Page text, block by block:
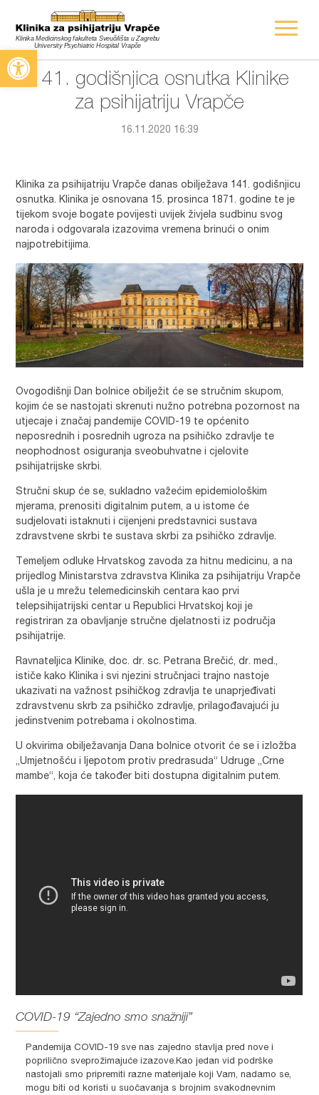
Open toolbar
141. godišnjica osnutka Klinike
za psihijatriju Vrapče
16.11.2020 16:39
Klinika za psihijatriju Vrapče danas obilježava 141. godišnjicu
osnutka. Klinika je osnovana 15. prosinca 1871. godine te je
tijekom svoje bogate povijesti uvijek živjela sudbinu svog
naroda i odgovarala izazovima vremena brinući o onim
najpotrebitijima.
Ovogodišnji Dan bolnice obilježit će se stručnim skupom,
kojim će se nastojati skrenuti nužno potrebna pozornost na
utjecaje i značaj pandemije COVID-19 te općenito
neposrednih i posrednih ugroza na psihičko zdravlje te
neophodnost osiguranja sveobuhvatne i cjelovite
psihijatrijske skrbi.
Stručni skup će se, sukladno važećim epidemiološkim
mjerama, prenositi digitalnim putem, a u istome će
sudjelovati istaknuti i cijenjeni predstavnici sustava
zdravstvene skrbi te sustava skrbi za psihičko zdravlje.
Temeljem odluke Hrvatskog zavoda za hitnu medicinu, a na
prijedlog Ministarstva zdravstva Klinika za psihijatriju Vrapče
ušla je u mrežu telemedicinskih centara kao prvi
telepsihijatrijski centar u Republici Hrvatskoj koji je
registriran za obavljanje stručne djelatnosti iz područja
psihijatrije.
Ravnateljica Klinike, doc. dr. sc. Petrana Brečić, dr. med.,
ističe kako Klinika i svi njezini stručnjaci trajno nastoje
ukazivati na važnost psihičkog zdravlja te unaprjeđivati
zdravstvenu skrb za psihičko zdravlje, prilagođavajući ju
jedinstvenim potrebama i okolnostima.
U okvirima obilježavanja Dana bolnice otvorit će se i izložba
„Umjetnošću i ljepotom protiv predrasuda“ Udruge „Crne
mambe“, koja će također biti dostupna digitalnim putem.
COVID-19 “Zajedno smo snažniji”
Pandemija COVID-19 sve nas zajedno stavlja pred nove i
poprilično sveprožimajuće izazove.Kao jedan vid podrške
nastojali smo pripremiti razne materijale koji Vam, nadamo se,
mogu biti od koristi u suočavanja s brojnim svakodnevnim